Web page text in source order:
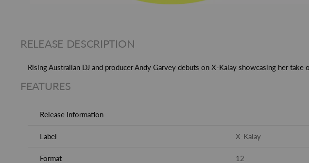
RELEASE DESCRIPTION
Rising Australian DJ and producer Andy Garvey debuts on X-Kalay showcasing her take
FEATURES
Release Information
Label X-Kalay
Format 12